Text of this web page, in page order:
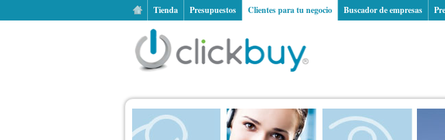
Tienda Presupuestos Clientes para tu negocio Buscador de empresas